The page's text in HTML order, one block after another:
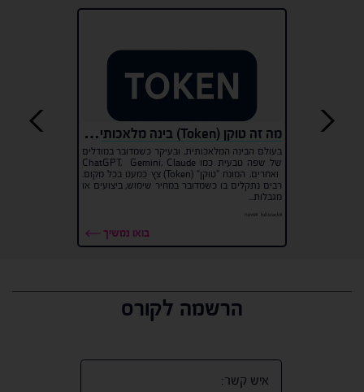
applications through
מה זה טוקן (Token) בינה מלאכותית ולמה הוא משמש?
בעולם הבינה המלאכותית, ובעיקר כשמדובר במודלים
של שפה טבעית כמו ChatGPT, Gemini, Claude
ואחרים, המונח "טוקן" (Token) צץ כמעט בכל מקום.
רבים נתקלים בו כשמדובר במחיר שימוש, ביצועים או
מגבלות...
#fullstack #פיתוח
בואו נמשיך
הרשמה לקורס